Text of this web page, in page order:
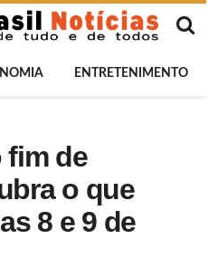
ENTRETENIMENTO
fim de
o que
8 e 9 de